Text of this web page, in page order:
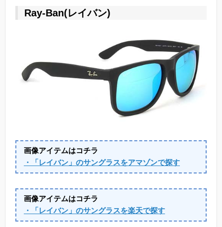
Ray-Ban(レイバン)
画像アイテムはコチラ
・「レイバン」のサングラスをアマゾンで探す
画像アイテムはコチラ
・「レイバン」のサングラスを楽天で探す